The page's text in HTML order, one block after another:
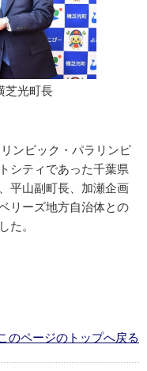
芝光町長
ンピック・パラリンピ
シティであった千葉県
平山副町長、加瀬企画
リーズ地方自治体との
た。
のページのトップへ戻る